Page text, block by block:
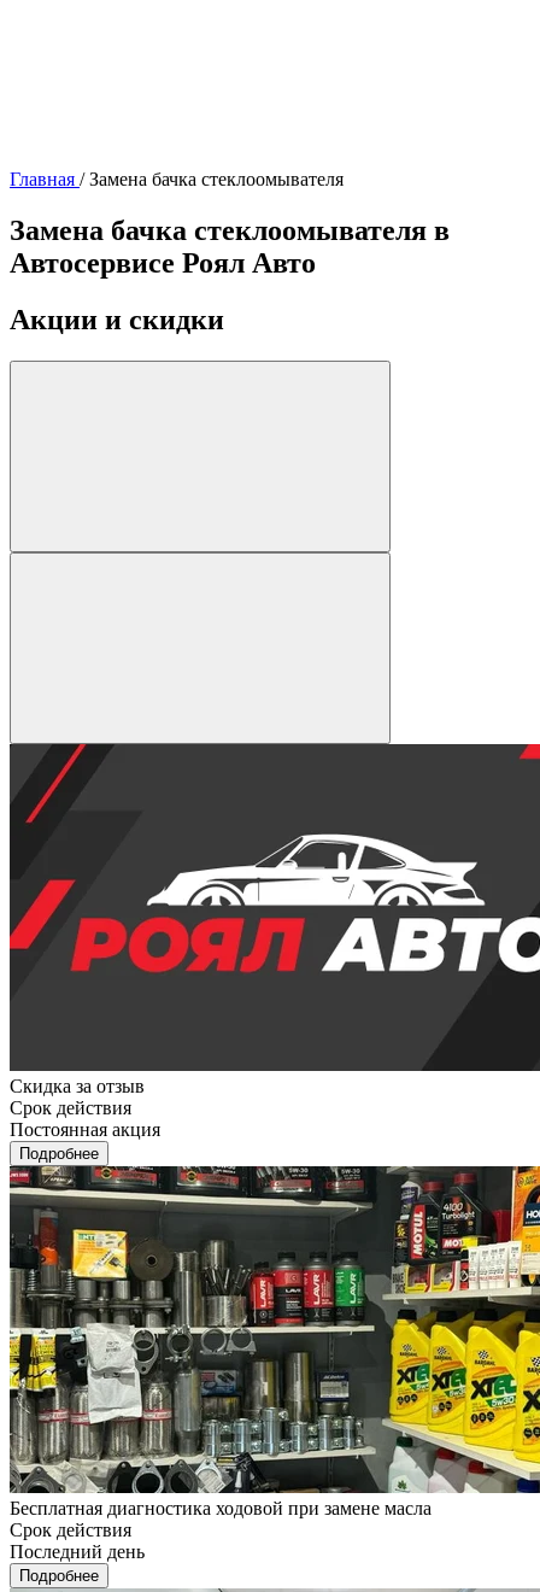
Главная /Замена бачка стеклоомывателя
Замена бачка стеклоомывателя в
Автосервисе Роял Авто
Акции и скидки
Скидка за отзыв
Срок действия
Постоянная акция
Подробнее
Бесплатная диагностика ходовой при замене масла
Срок действия
Последний день
Подробнее